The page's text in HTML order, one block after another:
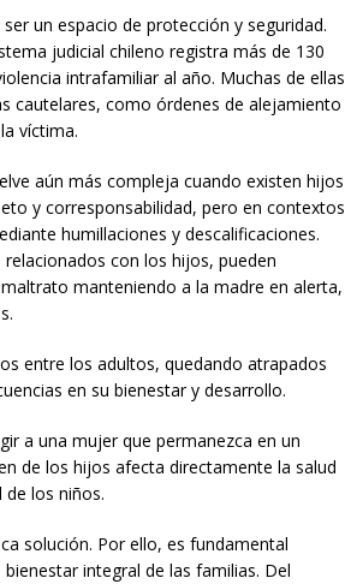
un espacio de protección y seguridad.
judicial chileno registra más de 130
intrafamiliar al año. Muchas de ellas
cautelares, como órdenes de alejamiento
víctima.
aún más compleja cuando existen hijos
y corresponsabilidad, pero en contextos
humillaciones y descalificaciones.
con los hijos, pueden
manteniendo a la madre en alerta,
entre los adultos, quedando atrapados
en su bienestar y desarrollo.
a una mujer que permanezca en un
de los hijos afecta directamente la salud
los niños.
solución. Por ello, es fundamental
integral de las familias. Del